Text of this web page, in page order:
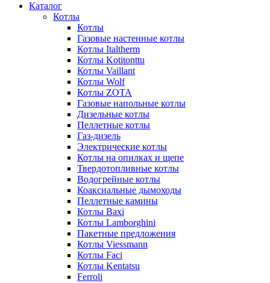
Каталог
Котлы
Котлы
Газовые настенные котлы
Котлы Italtherm
Котлы Kotitonttu
Котлы Vaillant
Котлы Wolf
Котлы ZOTA
Газовые напольные котлы
Дизельные котлы
Пеллетные котлы
Газ-дизель
Электрические котлы
Котлы на опилках и щепе
Твердотопливные котлы
Водогрейные котлы
Коаксиальные дымоходы
Пеллетные камины
Котлы Baxi
Котлы Lamborghini
Пакетные предложения
Котлы Viessmann
Котлы Faci
Котлы Kentatsu
Ferroli